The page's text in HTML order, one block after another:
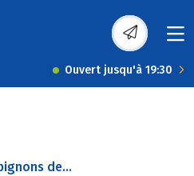
Ouvert jusqu'à 19:30
de...